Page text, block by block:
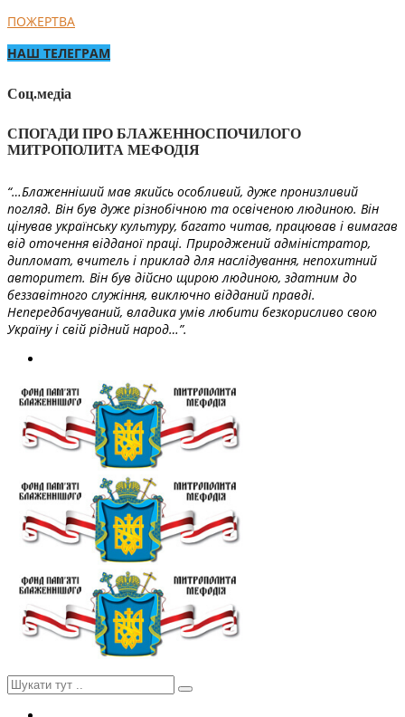
ПОЖЕРТВА
НАШ ТЕЛЕГРАМ
Соц.медіа
СПОГАДИ ПРО БЛАЖЕННОСПОЧИЛОГО
МИТРОПОЛИТА МЕФОДІЯ
“…Блаженніший мав якийсь особливий, дуже пронизливий
погляд. Він був дуже різнобічною та освіченою людиною. Він
цінував українську культуру, багато читав, працював і вимагав
від оточення відданої праці. Природжений адміністратор,
дипломат, вчитель і приклад для наслідування, непохитний
авторитет. Він був дійсно щирою людиною, здатним до
беззавітного служіння, виключно відданий правді.
Непередбачуваний, владика умів любити безкорисливо свою
Україну і свій рідний народ…”.